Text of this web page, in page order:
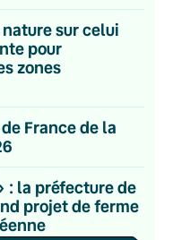
sur celui
pour
zones
France de la
: la préfecture de
projet de ferme